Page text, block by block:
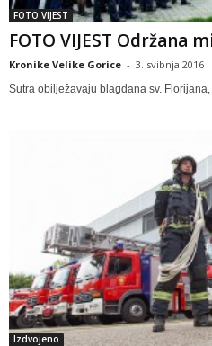
FOTO VIJEST
FOTO VIJEST Održana
Kronike Velike Gorice - 3. svibnja 2016
Sutra obilježavaju blagdana sv.
Izdvojeno